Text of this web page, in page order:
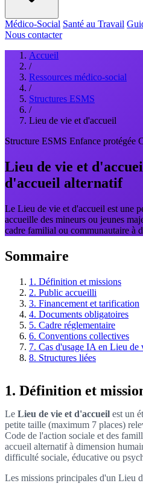
Médico-Social Santé au Travail
Nous contacter
Accueil
/
Ressources médico-social
/
Structures ESMS
/
Lieu de vie et d'accueil
Structure ESMS Enfance protégée
Lieu de vie et
d'accueil alternatif
Le Lieu de vie et d'accueil est une
accueille des mineurs ou jeunes
cadre familial ou communautaire à
Sommaire
1. Définition et missions
2. Public accueilli
3. Financement et tarification
4. Documents obligatoires
5. Cadre réglementaire
6. Conventions collectives
7. Cas d'usage IA en Lieu de
8. Structures liées
1. Définition et
Le Lieu de vie et d'accueil est un
petite taille (maximum 7 places)
Code de l'action sociale et des
accueil alternatif à dimension
difficulté sociale, éducative ou
Les missions principales d'un Lieu